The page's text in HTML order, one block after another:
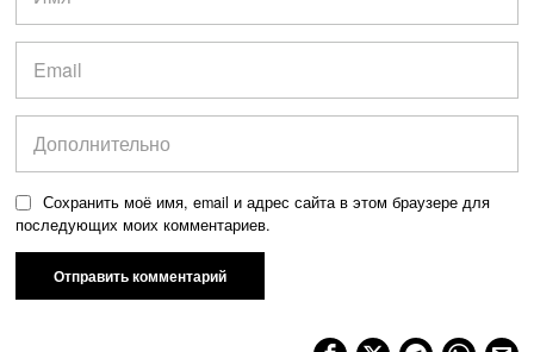
Сохранить моё имя, email и адрес сайта в этом браузере для
последующих моих комментариев.